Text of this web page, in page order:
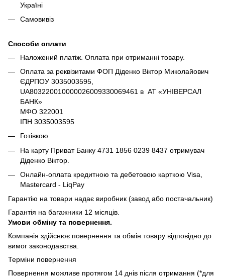
Україні
Самовивіз
Способи оплати
Наложений платіж. Оплата при отриманні товару.
Оплата за реквізитами ФОП Діденко Віктор Миколайович
ЄДРПОУ 3035003595,
UA803220010000026009330069461 в АТ «УНІВЕРСАЛ
БАНК»
МФО 322001
ІПН 3035003595
Готівкою
На карту Приват Банку 4731 1856 0239 8437 отримувач
Діденко Віктор.
Онлайн-оплата кредитною та дебетовою карткою Visa,
Mastercard - LiqPay
Гарантію на товари надає виробник (завод або постачальник)
Гарантія на багажники 12 місяців.
Умови обміну та повернення.
Компанія здійснює повернення та обмін товару відповідно до
вимог законодавства.
Терміни повернення
Повернення можливе протягом 14 днів після отримання (*для